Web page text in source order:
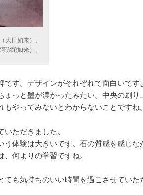
大日如来）、
弥陀如来）。
です。デザインがそれぞれで面白いです
ょっと墨が濃かったみたい。中央の刷り
もやってみないとわからないことですね
ただきました。
う体験は大きいです。石の質感を感じな
何よりの学習ですね。
ても気持ちのいい時間を過ごさせていた